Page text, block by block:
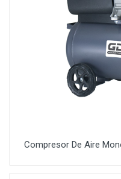
Compresor De Aire